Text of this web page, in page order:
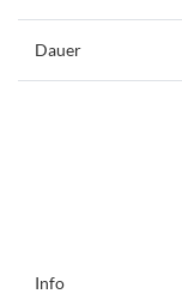
Dauer
Info